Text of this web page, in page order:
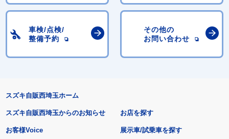
車検/点検/
整備予約
その他の
お問い合わせ
スズキ自販西埼玉ホーム
スズキ自販西埼玉からのお知らせ
お客様Voice
お店を探す
展示車/試乗車を探す